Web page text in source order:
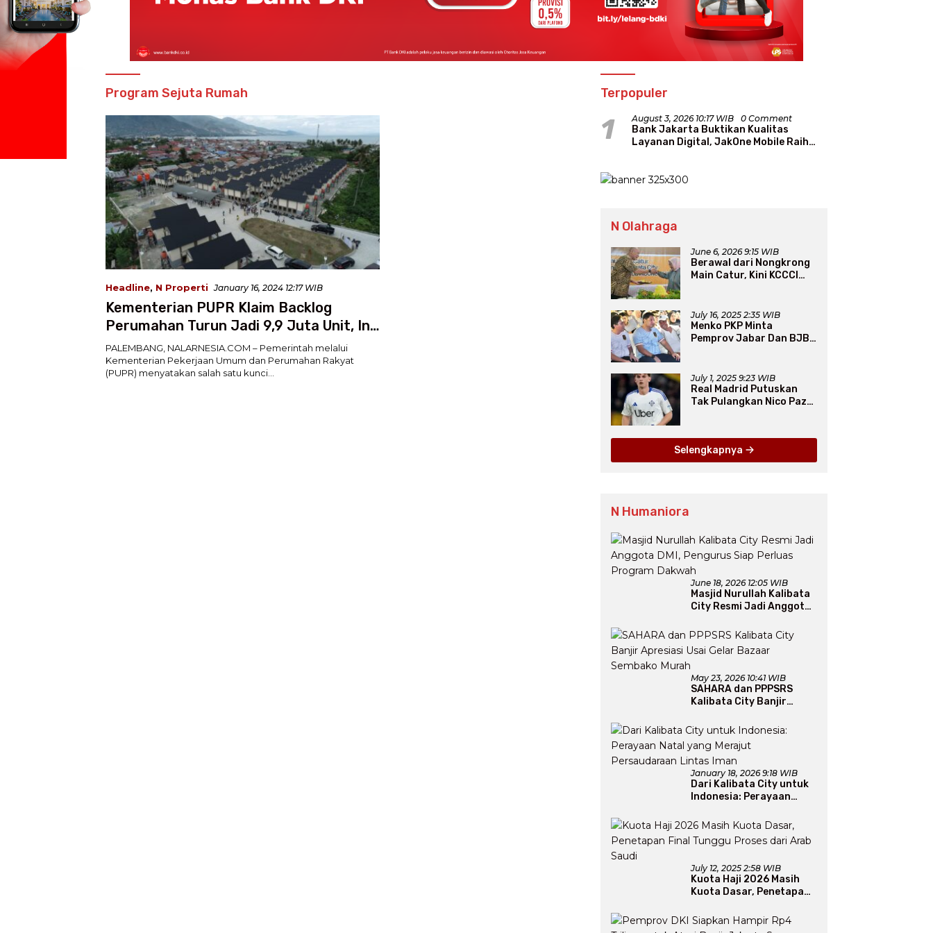
Program Sejuta Rumah
Headline, N Properti January 16, 2024 12:17 WIB
Kementerian PUPR Klaim Backlog
Perumahan Turun Jadi 9,9 Juta Unit, Ini
Salah Satu Kuncinya
PALEMBANG, NALARNESIA.COM – Pemerintah melalui
Kementerian Pekerjaan Umum dan Perumahan Rakyat
(PUPR) menyatakan salah satu kunci…
Terpopuler
1 August 3, 2026 10:17 WIB 0 Comment
Bank Jakarta Buktikan Kualitas
Layanan Digital, JakOne Mobile Raih
N Olahraga
June 6, 2026 9:15 WIB
Berawal dari Nongkrong
Main Catur, Kini KCCCI
July 16, 2025 2:35 WIB
Menko PKP Minta
Pemprov Jabar Dan BJB
July 1, 2025 9:23 WIB
Real Madrid Putuskan
Tak Pulangkan Nico Paz
Selengkapnya
N Humaniora
June 18, 2026 12:05 WIB
Masjid Nurullah Kalibata
City Resmi Jadi Anggota
Perluas Program Dakwah
May 23, 2026 10:41 WIB
SAHARA dan PPPSRS
Kalibata City Banjir
Bazaar Sembako Murah
January 18, 2026 9:18 WIB
Dari Kalibata City untuk
Indonesia: Perayaan
Persaudaraan Lintas
Iman
July 12, 2025 2:58 WIB
Kuota Haji 2026 Masih
Kuota Dasar, Penetapan
Arab Saudi